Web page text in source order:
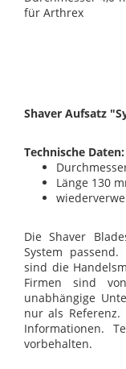
für Arthrex
Shaver Aufsatz
Technische Daten:
Länge 130
Die Shaver
System
sind die
Firmen sind
unabhängige
nur als
Informationen.
vorbehalten.